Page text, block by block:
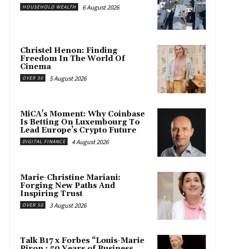
HOUSEHOLD WEALTH 6 August 2026
Christel Henon: Finding
Freedom In The World Of
Cinema
OVER 50 5 August 2026
MiCA’s Moment: Why Coinbase
Is Betting On Luxembourg To
Lead Europe’s Crypto Future
DIGITAL FINANCE 4 August 2026
Marie-Christine Mariani:
Forging New Paths And
Inspiring Trust
OVER 50 3 August 2026
Talk B17 x Forbes “Louis-Marie